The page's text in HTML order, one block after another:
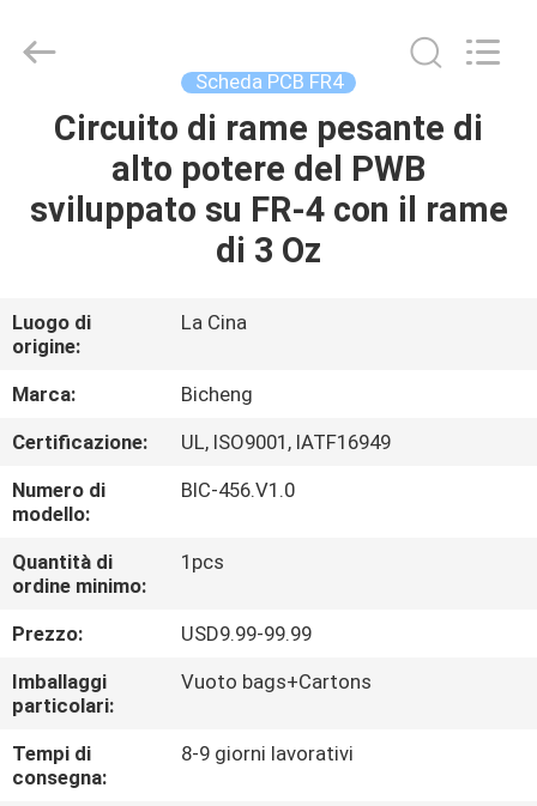
CASA.
PRODOTTI
SU
DI
NOI
VISITA
ALLA
FABBRICA
CONTROLLO
DELLA
QUALITÀ
Electronics
Technology
Scheda PCB FR4
Circuito di rame pesante di
alto potere del PWB
sviluppato su FR-4 con il rame
di 3 Oz
Luogo di
origine:
La Cina
Marca:
Bicheng
Certificazione:
UL, ISO9001, IATF16949
Numero di
modello:
BIC-456.V1.0
Quantità di
ordine minimo:
1pcs
Prezzo:
USD9.99-99.99
Imballaggi
particolari:
Vuoto bags+Cartons
Tempi di
consegna:
8-9 giorni lavorativi